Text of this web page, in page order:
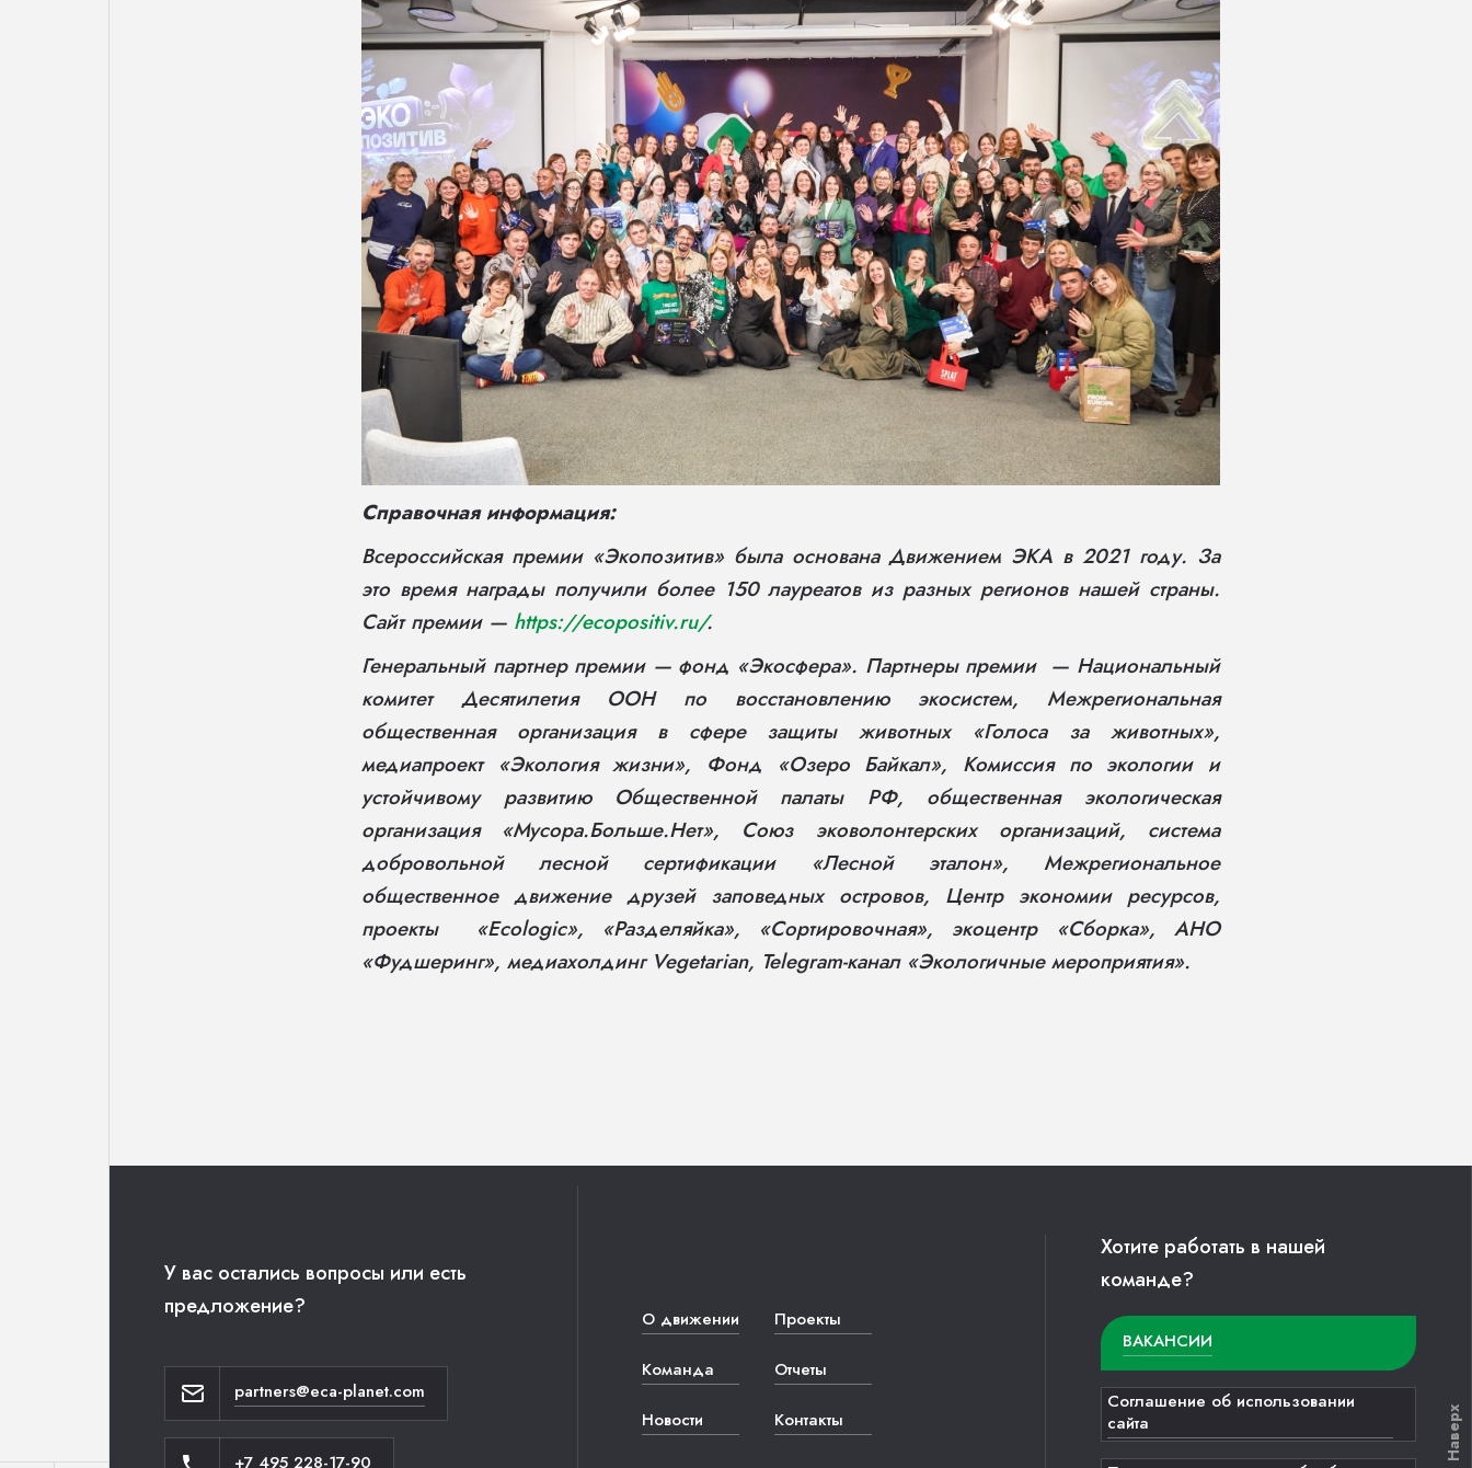
Справочная информация:
Всероссийская премии «Экопозитив» была основана Движением ЭКА в 2021 году. За
это время награды получили более 150 лауреатов из разных регионов нашей страны.
Сайт премии — https://ecopositiv.ru/.
Генеральный партнер премии — фонд «Экосфера». Партнеры премии — Национальный
комитет Десятилетия ООН по восстановлению экосистем, Межрегиональная
общественная организация в сфере защиты животных «Голоса за животных»,
медиапроект «Экология жизни», Фонд «Озеро Байкал», Комиссия по экологии и
устойчивому развитию Общественной палаты РФ, общественная экологическая
организация «Мусора.Больше.Нет», Союз эковолонтерских организаций, система
добровольной лесной сертификации «Лесной эталон», Межрегиональное
общественное движение друзей заповедных островов, Центр экономии ресурсов,
проекты «Ecologic», «Разделяйка», «Сортировочная», экоцентр «Сборка», АНО
«Фудшеринг», медиахолдинг Vegetarian, Telegram-канал «Экологичные мероприятия».
У вас остались вопросы или есть
предложение?
partners@eca-planet.com
+7 495 228-17-90
О движении Проекты
Команда Отчеты
Новости Контакты
Хотите работать в нашей
команде?
ВАКАНСИИ
Соглашение об использовании
сайта
Наверх